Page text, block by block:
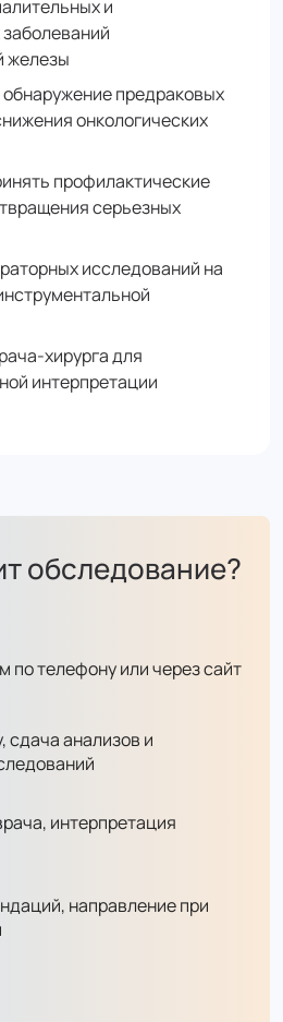
и
железы
предраковых
онкологических
профилактические
серьезных
исследований на
хирурга для
интерпретации
обследование?
по телефонуили через сайт
сдача анализов и
интерпретация
направление при